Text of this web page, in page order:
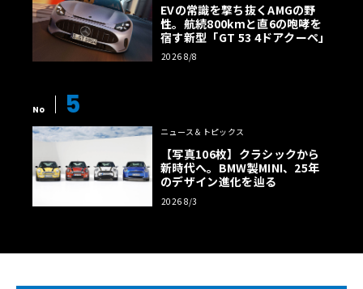
EVの常識を撃ち抜くAMGの野
性。航続800kmと直6の咆哮を
宿す新型「GT 53 4ドアクーペ」
2026 8/8
No 5
ニュース＆トピックス
【写真106枚】クラシックから
新時代へ。BMW製MINI、25年
のデザイン進化を辿る
2026 8/3